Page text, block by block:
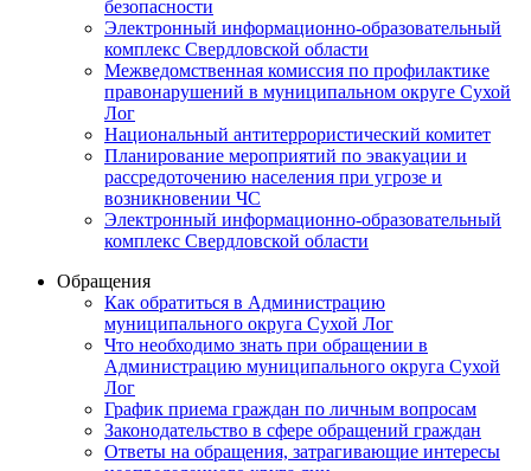
безопасности
Электронный информационно-образовательный
комплекс Cвердловской области
Межведомственная комиссия по профилактике
правонарушений в муниципальном округе Сухой
Лог
Национальный антитеррористический комитет
Планирование мероприятий по эвакуации и
рассредоточению населения при угрозе и
возникновении ЧС
Электронный информационно-образовательный
комплекс Свердловской области
Обращения
Как обратиться в Администрацию
муниципального округа Сухой Лог
Что необходимо знать при обращении в
Администрацию муниципального округа Сухой
Лог
График приема граждан по личным вопросам
Законодательство в сфере обращений граждан
Ответы на обращения, затрагивающие интересы